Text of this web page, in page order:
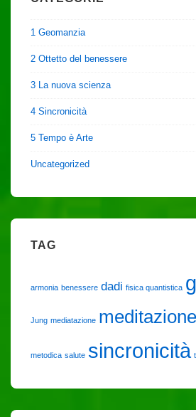
1 Geomanzia
2 Ottetto del benessere
3 La nuova scienza
4 Sincronicità
5 Tempo è Arte
Uncategorized
TAG
armonia benessere dadi fisica quantistica
Jung mediatazione meditazione
metodica salute sincronicità